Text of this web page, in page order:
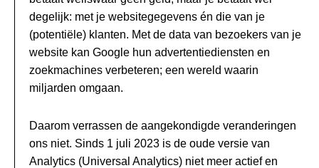
degelijk: met je websitegegevens én die van je
(potentiële) klanten. Met de data van bezoekers van je
website kan Google hun advertentiediensten en
zoekmachines verbeteren; een wereld waarin
miljarden omgaan.
Daarom verrassen de aangekondigde veranderingen
ons niet. Sinds 1 juli 2023 is de oude versie van
Analytics (Universal Analytics) niet meer actief en